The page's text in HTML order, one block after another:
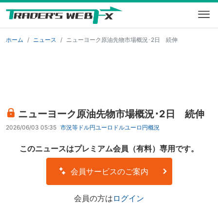
ホーム ニュース ニューヨーク原油先物市場概況･2日 続伸
ニューヨーク原油先物市場概況･2日 続伸
2026/06/03 05:35 市況等 ドル円ユーロドルユーロ円概況
このニュースはプレミアム会員（有料）専用です。
会員サービスのご案内
会員の方は ログイン